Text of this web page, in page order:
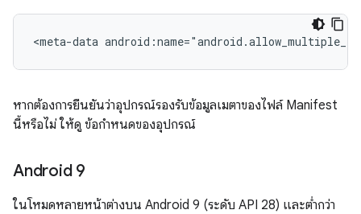
<meta-data
หากต้องการยืนยันว่าอุปกรณ์รองรับข้อมูลเมตาของไฟล์ Manifest
นี้หรือไม่ ให้ดู ข้อกำหนดของอุปกรณ์
Android 9
ในโหมดหลายหน้าต่างบน Android 9 (ระดับ API 28) และต่ำกว่า